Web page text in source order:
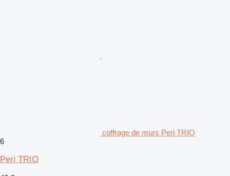
coffrage de murs Peri TRIO
6
Peri TRIO